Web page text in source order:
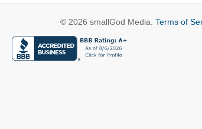
© 2026 smallGod Media. Terms of